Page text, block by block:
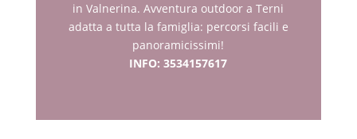
in Valnerina. Avventura outdoor a Terni
adatta a tutta la famiglia: percorsi facili e
panoramicissimi!
INFO: 3534157617